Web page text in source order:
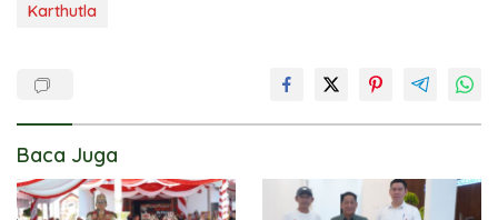
Karthutla
Baca Juga